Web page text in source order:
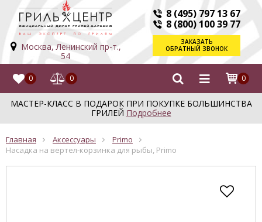
Москва, Ленинский пр-т.,
54
8 (495) 797 13 67
8 (800) 100 39 77
ЗАКАЗАТЬ
ОБРАТНЫЙ ЗВОНОК
0 0 0
МАСТЕР-КЛАСС В ПОДАРОК ПРИ ПОКУПКЕ БОЛЬШИНСТВА
ГРИЛЕЙ Подробнее
Главная Аксессуары
Primo
Насадка на вертел-корзинка для рыбы, Primo